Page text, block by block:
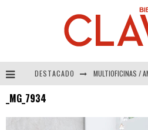
DESTACADO
_MG_7934